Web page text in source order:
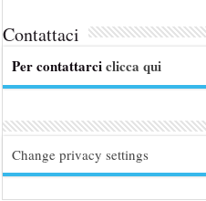
Contattaci
Per contattarciclicca qui
Change privacy settings